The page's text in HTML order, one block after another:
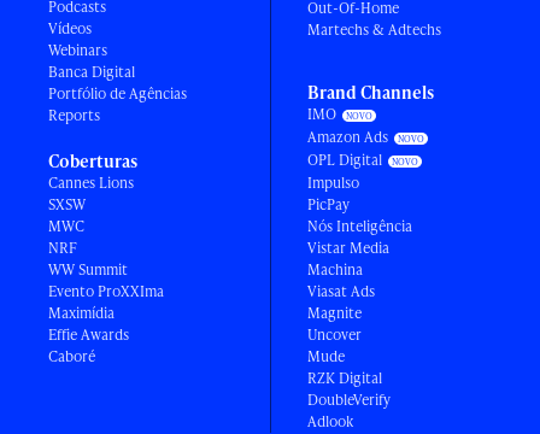
Podcasts
Vídeos
Webinars
Banca Digital
Portfólio de Agências
Reports
Coberturas
Cannes Lions
SXSW
MWC
NRF
WW Summit
Evento ProXXIma
Maximídia
Effie Awards
Caboré
Out-Of-Home
Martechs & Adtechs
Brand Channels
IMO
Amazon Ads
OPL Digital
Impulso
PicPay
Nós Inteligência
Vistar Media
Machina
Viasat Ads
Magnite
Uncover
Mude
RZK Digital
DoubleVerify
Adlook